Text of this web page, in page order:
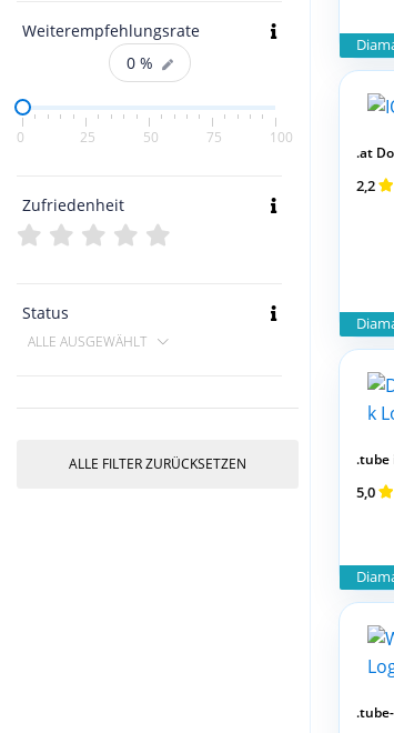
Weiterempfehlungsrate
0 %
0 25 50 75 100
Zufriedenheit
Status
ALLE AUSGEWÄHLT
ALLE FILTER ZURÜCKSETZEN
.at
2,2
.tube
5,0